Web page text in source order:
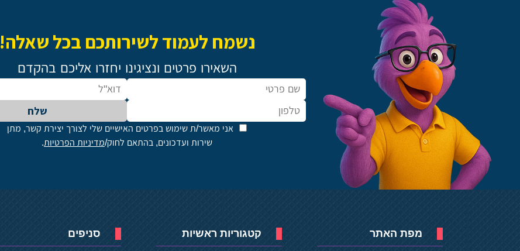
נשמח לעמוד לשירותכם בכל שאלה!
השאירו פרטים ונציגינו יחזרו אליכם בהקדם
שלח
אני מאשר/ת שימוש בפרטים האישיים שלי לצורך יצירת קשר, מתן
שירות ועדכונים, בהתאם לחוק/מדיניות הפרטיות.
מפת האתר קטגוריות ראשיות סניפים